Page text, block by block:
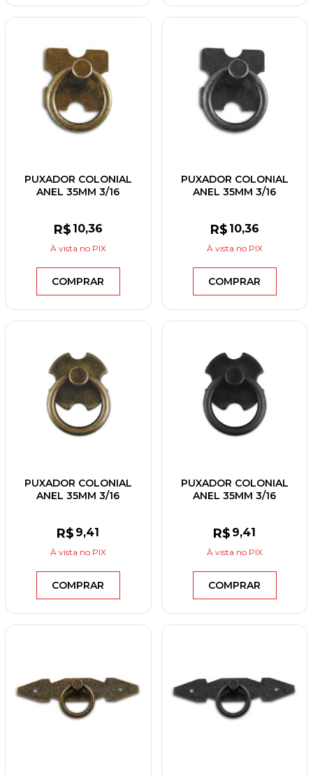
PUXADOR COLONIAL
ANEL 35MM 3/16
R$ 10,36
À vista no PIX
COMPRAR
PUXADOR COLONIAL
ANEL 35MM 3/16
R$ 10,36
À vista no PIX
COMPRAR
PUXADOR COLONIAL
ANEL 35MM 3/16
R$ 9,41
À vista no PIX
COMPRAR
PUXADOR COLONIAL
ANEL 35MM 3/16
R$ 9,41
À vista no PIX
COMPRAR